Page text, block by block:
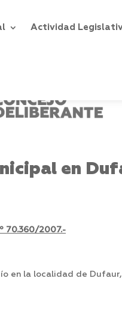
Actividad
en
70.360/2007.-
en la localidad de